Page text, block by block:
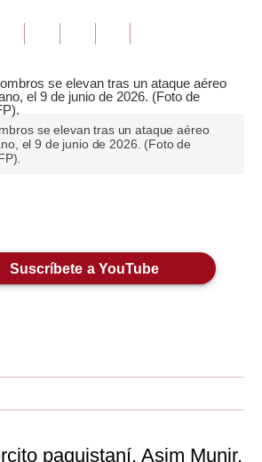
se elevan tras un ataque aéreo
el 9 de junio de 2026. (Foto de
Suscríbete a YouTube
paquistaní, Asim Munir,